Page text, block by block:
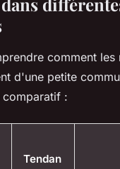
comment les
d'une petite
:
Tendan